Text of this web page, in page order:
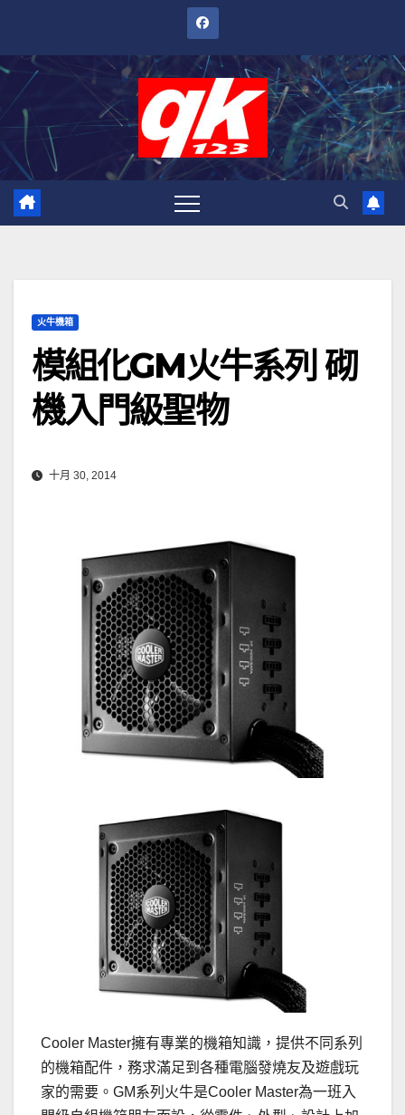
內
火牛機箱
模組化GM火牛系列 砌
機入門級聖物
十月 30, 2014
Cooler Master擁有專業的機箱知識，提供不同系列
的機箱配件，務求滿足到各種電腦發燒友及遊戲玩
家的需要。GM系列火牛是Cooler Master為一班入